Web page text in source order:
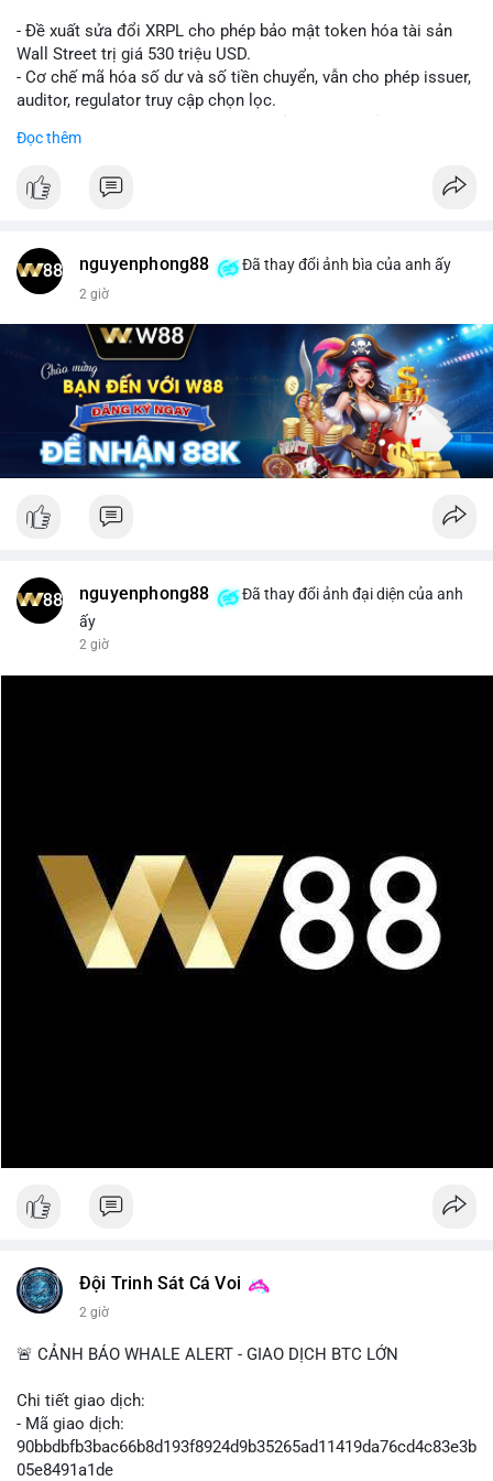
- Đề xuất sửa đổi XRPL cho phép bảo mật token hóa tài sản
Wall Street trị giá 530 triệu USD.
- Cơ chế mã hóa số dư và số tiền chuyển, vẫn cho phép issuer,
auditor, regulator truy cập chọn lọc.
tài chính.
chức tài chính.
$xrp
#titanbot
📰 Nguồn: CoinDesk
Đọc thêm
nguyenphong88 Đã thay đổi ảnh bìa của anh ấy
2 giờ
nguyenphong88
Đã thay đổi ảnh đại diện của anh
ấy
2 giờ
Đội Trinh Sát Cá Voi
2 giờ
🚨 CẢNH BÁO WHALE ALERT - GIAO DỊCH BTC LỚN
Chi tiết giao dịch:
- Mã giao dịch:
90bbdbfb3bac66b8d193f8924d9b35265ad11419da76cd4c83e3b
05e8491a1de